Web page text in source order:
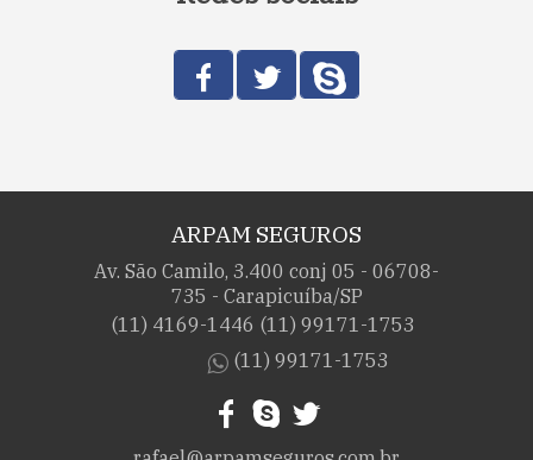
ARPAM SEGUROS
Av. São Camilo, 3.400 conj 05 - 06708-
735 - Carapicuíba/SP
(11) 4169-1446 (11) 99171-1753
(11) 99171-1753